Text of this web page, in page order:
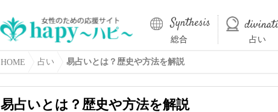
総合 占い
HOME 占い 易占いとは？歴史や方法を解説
易占いとは？歴史や方法を解説